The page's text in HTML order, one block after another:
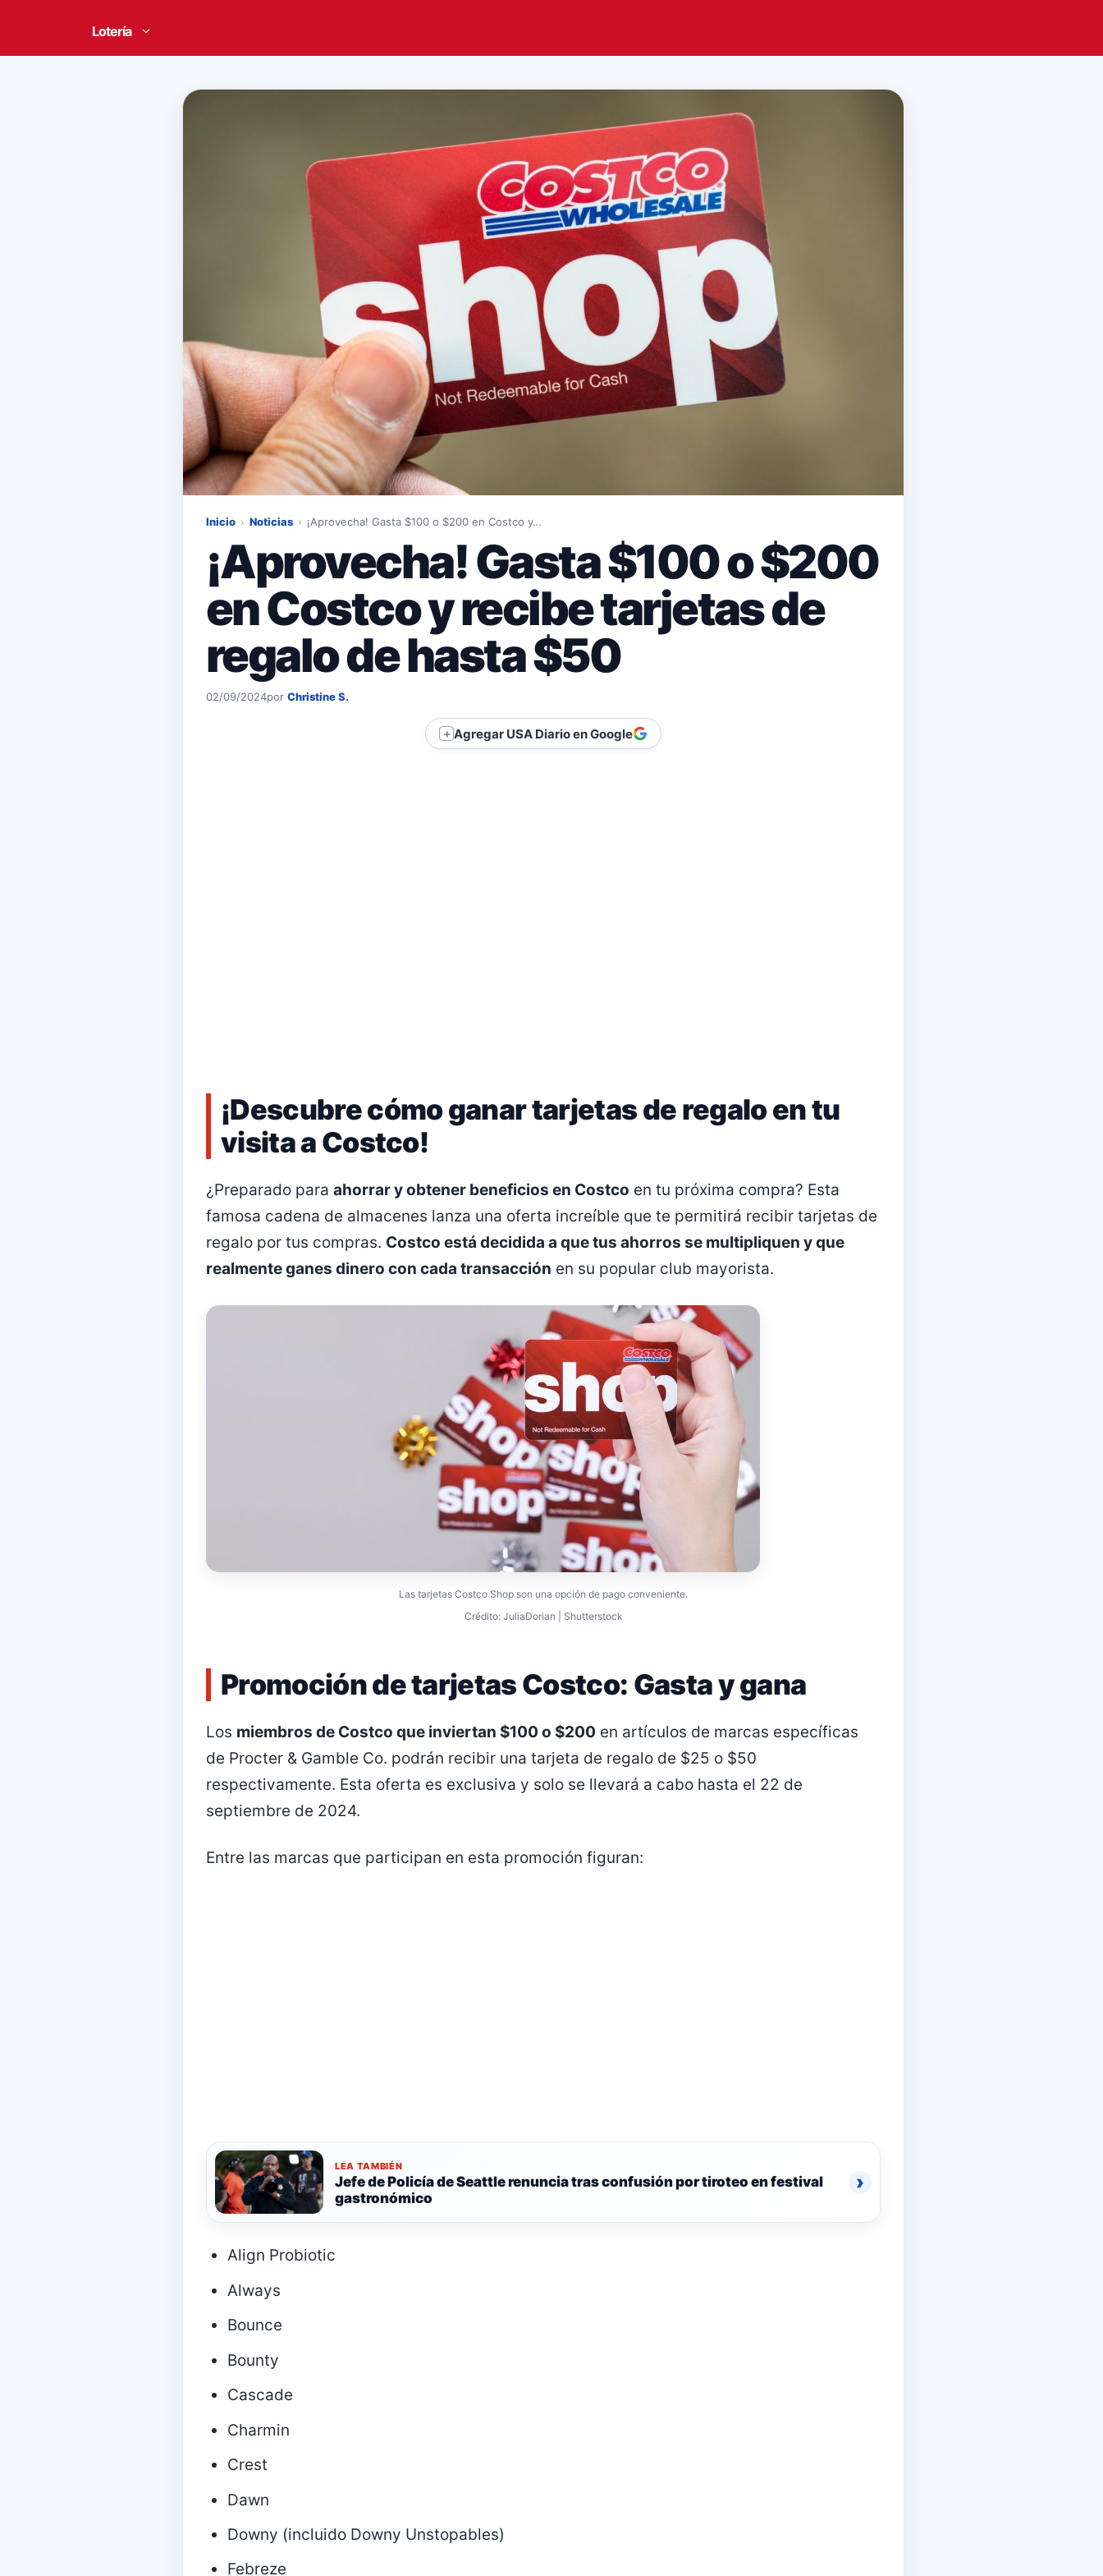
Lotería
Inicio › Noticias › ¡Aprovecha! Gasta $100 o $200 en Costco y…
¡Aprovecha! Gasta $100 o $200
en Costco y recibe tarjetas de
regalo de hasta $50
02/09/2024por Christine S.
＋ Agregar USA Diario en Google
¡Descubre cómo ganar tarjetas de regalo en tu
visita a Costco!
¿Preparado para ahorrar y obtener beneficios en Costco en tu próxima compra? Esta
famosa cadena de almacenes lanza una oferta increíble que te permitirá recibir tarjetas de
regalo por tus compras. Costco está decidida a que tus ahorros se multipliquen y que
realmente ganes dinero con cada transacción en su popular club mayorista.
Las tarjetas Costco Shop son una opción de pago conveniente.
Crédito: JuliaDorian | Shutterstock
Promoción de tarjetas Costco: Gasta y gana
Los miembros de Costco que inviertan $100 o $200 en artículos de marcas específicas
de Procter & Gamble Co. podrán recibir una tarjeta de regalo de $25 o $50
respectivamente. Esta oferta es exclusiva y solo se llevará a cabo hasta el 22 de
septiembre de 2024.
Entre las marcas que participan en esta promoción figuran:
LEA TAMBIÉN
Jefe de Policía de Seattle renuncia tras confusión por tiroteo en festival
gastronómico
›
Align Probiotic
Always
Bounce
Bounty
Cascade
Charmin
Crest
Dawn
Downy (incluido Downy Unstopables)
Febreze